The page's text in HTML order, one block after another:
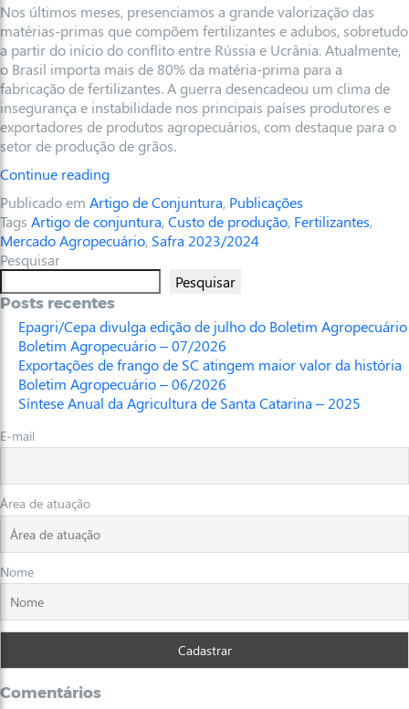
Nos últimos meses, presenciamos a grande valorização das
matérias-primas que compõem fertilizantes e adubos, sobretudo
a partir do início do conflito entre Rússia e Ucrânia. Atualmente,
o Brasil importa mais de 80% da matéria-prima para a
fabricação de fertilizantes. A guerra desencadeou um clima de
insegurança e instabilidade nos principais países produtores e
exportadores de produtos agropecuários, com destaque para o
setor de produção de grãos.
Continue reading
Publicado em Artigo de Conjuntura, Publicações
Tags Artigo de conjuntura,Custo de produção, Fertilizantes,
Mercado Agropecuário, Safra 2023/2024
Pesquisar
Pesquisar
Posts recentes
Epagri/Cepa divulga edição de julho do Boletim Agropecuário
Boletim Agropecuário – 07/2026
Exportações de frango de SC atingem maior valor da história
Boletim Agropecuário – 06/2026
Síntese Anual da Agricultura de Santa Catarina – 2025
E-mail
Área de atuação
Nome
Comentários